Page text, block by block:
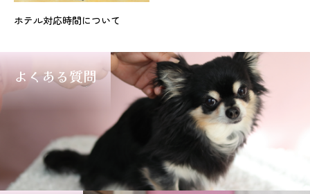
ホテル対応時間について
よくある質問